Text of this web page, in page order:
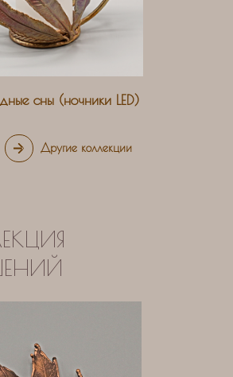
Другие коллекции
сны (ночники LED)